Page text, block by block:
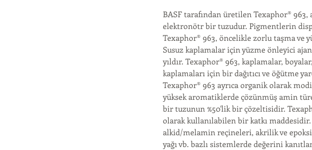
BASF tarafından üretilen Texaphor®
elektronötr bir tuzudur. Pigmentlerin
Texaphor® 963, öncelikle zorlu taşma ve
Susuz kaplamalar için yüzme önleyici
yıldır. Texaphor® 963, kaplamalar,
kaplamaları için bir dağıtıcı ve öğütme
Texaphor® 963 ayrıca organik olarak
yüksek aromatiklerde çözünmüş amin
bir tuzunun %50'lik bir çözeltisidir.
olarak kullanılabilen bir katkı
alkid/melamin reçineleri, akrilik ve
yağı vb. bazlı sistemlerde değerini